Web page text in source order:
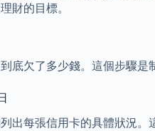
財的目標。
底欠了多少錢。這個步驟是
出每張信用卡的具體狀況